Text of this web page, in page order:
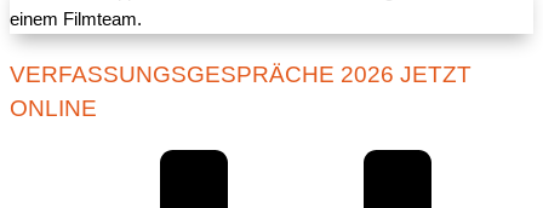
VERFASSUNGSGESPRÄCHE 2026 JETZT
ONLINE